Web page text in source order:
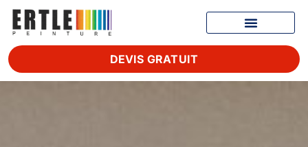
DEVIS GRATUIT